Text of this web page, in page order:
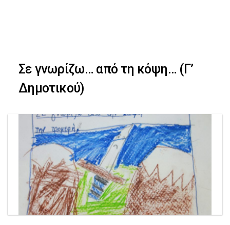
navigation
to
content
Σε γνωρίζω… από τη κόψη… (Γ’
Δημοτικού)